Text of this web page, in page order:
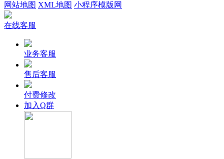
网站地图 XML地图 小程序模版网
在线客服
业务客服
售后客服
付费修改
加入Q群